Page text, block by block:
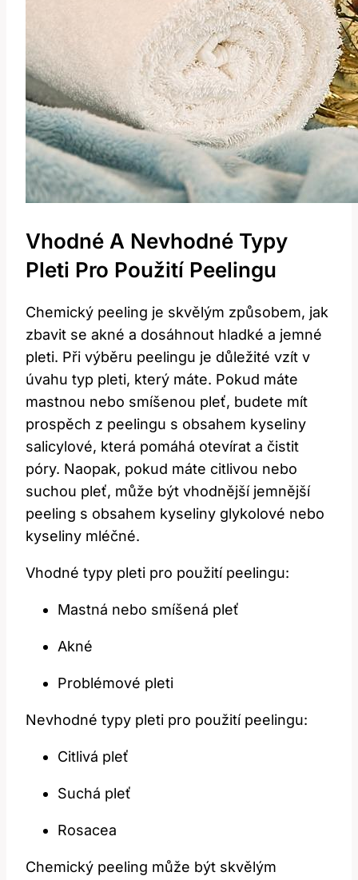
Vhodné A Nevhodné Typy
Pleti Pro Použití Peelingu
Chemický peeling je skvělým způsobem, jak
zbavit se akné a dosáhnout hladké a jemné
pleti. Při výběru peelingu je důležité vzít v
úvahu typ pleti, který máte. Pokud máte
mastnou nebo smíšenou pleť, budete mít
prospěch z peelingu s obsahem kyseliny
salicylové, která pomáhá otevírat a čistit
póry. Naopak, pokud máte citlivou nebo
suchou pleť, může být vhodnější jemnější
peeling s obsahem kyseliny glykolové nebo
kyseliny mléčné.
Vhodné typy pleti pro použití peelingu:
Mastná nebo smíšená pleť
Akné
Problémové pleti
Nevhodné typy pleti pro použití peelingu:
Citlivá pleť
Suchá pleť
Rosacea
Chemický peeling může být skvělým